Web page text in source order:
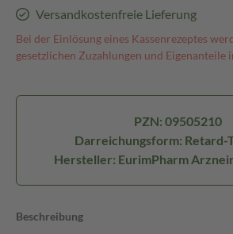
Versandkostenfreie Lieferung
Bei der Einlösung eines Kassenrezeptes
gesetzlichen Zuzahlungen und Eigenanteile
PZN: 09505210
Darreichungsform: Retard-
Hersteller: EurimPharm
Beschreibung